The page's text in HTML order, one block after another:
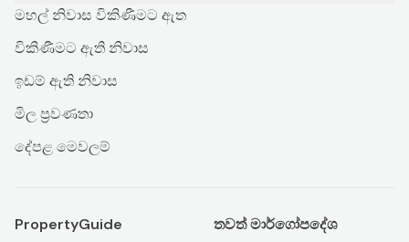
මහල් නිවාස විකිණීමට ඇත
විකිණීමට ඇති නිවාස
ඉඩම් ඇති නිවාස
මිල ප්‍රවණතා
දේපළ මෙවලම්
PropertyGuide තවත් මාර්ගෝපදේශ